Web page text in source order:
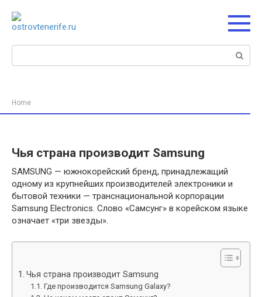
контенту
Поиск:
Home
Чья страна производит Samsung
SAMSUNG — южнокорейский бренд, принадлежащий
одному из крупнейших производителей электроники и
бытовой техники — транснациональной корпорации
Samsung Electronics. Слово «Самсунг» в корейском языке
означает «три звезды».
Чья страна производит Samsung
Где производится Samsung Galaxy?